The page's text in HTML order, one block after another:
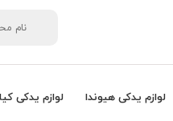
لوازم یدکی هیوندا لوازم یدکی کیا